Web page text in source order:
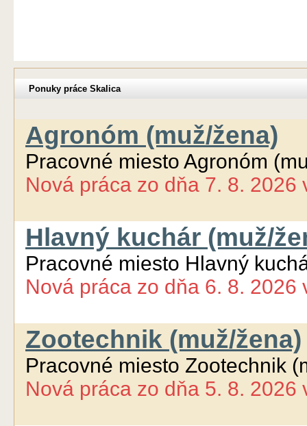
Ponuky práce Skalica
Agronóm (muž/žena)
Pracovné miesto Agronóm
Nová práca zo dňa 7. 8. 2026
Hlavný kuchár (muž/
Pracovné miesto Hlavný
Nová práca zo dňa 6. 8. 2026
Zootechnik (muž/žena)
Pracovné miesto Zootechnik
Nová práca zo dňa 5. 8. 2026